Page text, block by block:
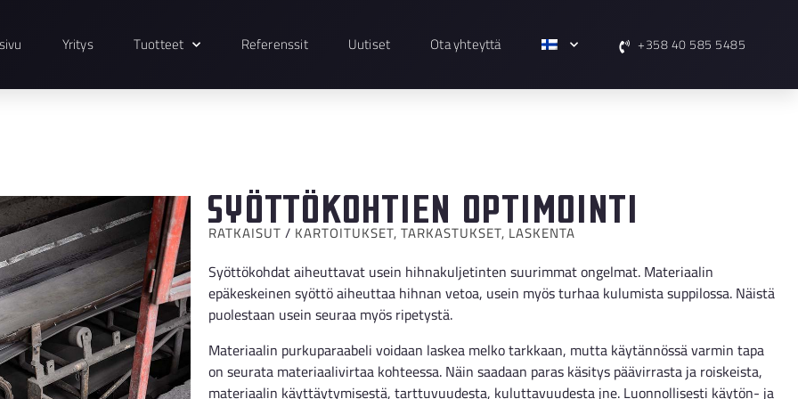
Yritys Tuotteet Referenssit Uutiset Ota yhteyttä +358 40 585 5485
Syöttökohtien optimointi
RATKAISUT/ KARTOITUKSET, TARKASTUKSET, LASKENTA
Syöttökohdat aiheuttavat usein hihnakuljetinten suurimmat ongelmat. Materiaalin
epäkeskeinen syöttö aiheuttaa hihnan vetoa, usein myös turhaa kulumista suppilossa. Näistä
puolestaan usein seuraa myös ripetystä.
Materiaalin purkuparaabeli voidaan laskea melko tarkkaan, mutta käytännössä varmin tapa
on seurata materiaalivirtaa kohteessa. Näin saadaan paras käsitys päävirrasta ja roiskeista,
materiaalin käyttäytymisestä, tarttuvuudesta, kuluttavuudesta jne. Luonnollisesti käytön- ja